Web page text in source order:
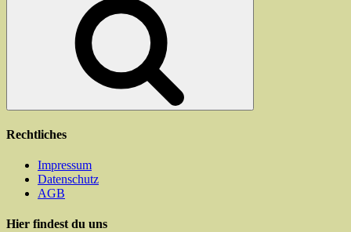
Optionen
können
auf
der
Produktseite
gewählt
werden
Rechtliches
Impressum
Datenschutz
AGB
Hier findest du uns